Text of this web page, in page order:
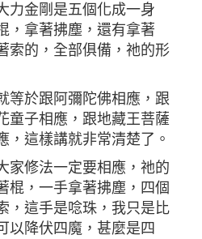
力金剛是五個化成一身
，拿著拂塵，還有拿著
索的，全部俱備，祂的形
等於跟阿彌陀佛相應，跟
童子相應，跟地藏王菩薩
，這樣講就非常清楚了。
家修法一定要相應，祂的
棍，一手拿著拂塵，四個
，這手是唸珠，我只是比
以降伏四魔，甚麼是四